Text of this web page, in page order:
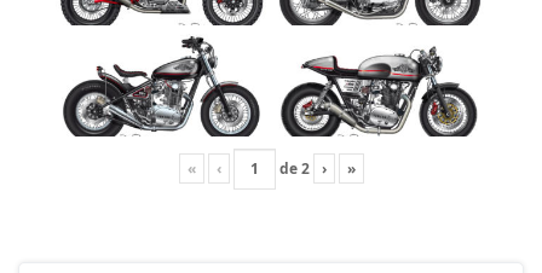
« ‹ de2 › »